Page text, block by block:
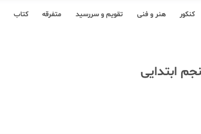
کنکور هنر و فنی تقویم و سررسید متفرقه کتاب